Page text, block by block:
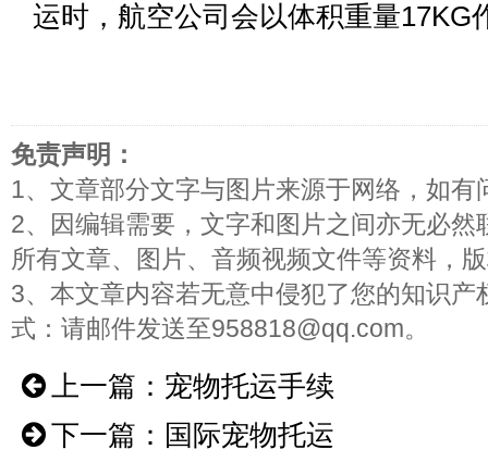
运时，航空公司会以体积重量17KG
免责声明：
1、文章部分文字与图片来源于网络，如有
2、因编辑需要，文字和图片之间亦无必
所有文章、图片、音频视频文件等资料，
3、本文章内容若无意中侵犯了您的知识
式：请邮件发送至958818@qq.com。
上一篇： 宠物托运手续
下一篇： 国际宠物托运